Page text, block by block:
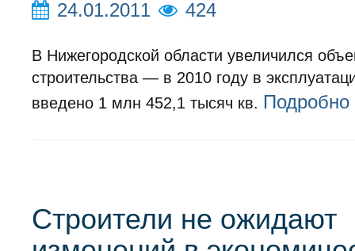
24.01.2011 424
В Нижегородской области увеличился
строительства — в 2010 году в
введено 1 млн 452,1 тысяч кв. Подробно
Строители не ожидают